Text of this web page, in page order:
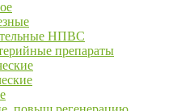
НПВС
препараты